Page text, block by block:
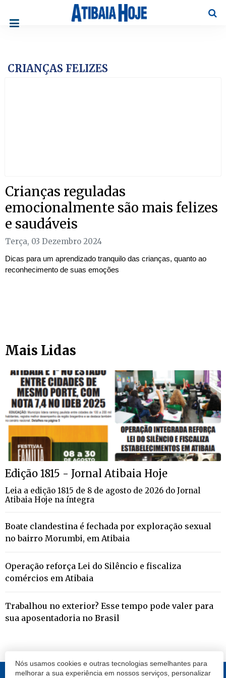
Nós usamos cookies e outras tecnologias semelhantes para
melhorar a sua experiência em nossos serviços, personalizar
CRIANÇAS FELIZES
Crianças reguladas
emocionalmente são mais felizes
e saudáveis
Terça, 03 Dezembro 2024
Dicas para um aprendizado tranquilo das crianças, quanto ao
reconhecimento de suas emoções
Mais Lidas
Edição 1815 - Jornal Atibaia Hoje
Leia a edição 1815 de 8 de agosto de 2026 do Jornal
Atibaia Hoje na íntegra
Boate clandestina é fechada por exploração sexual
no bairro Morumbi, em Atibaia
Operação reforça Lei do Silêncio e fiscaliza
comércios em Atibaia
Trabalhou no exterior? Esse tempo pode valer para
sua aposentadoria no Brasil